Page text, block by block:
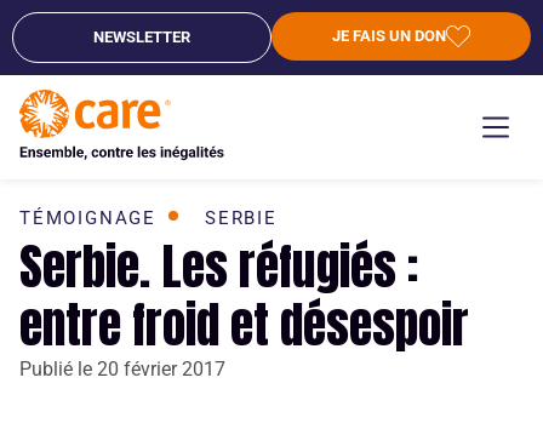
NEWSLETTER JE FAIS UN DON
TÉMOIGNAGE SERBIE
Serbie. Les réfugiés :
entre froid et désespoir
Publié le 20 février 2017